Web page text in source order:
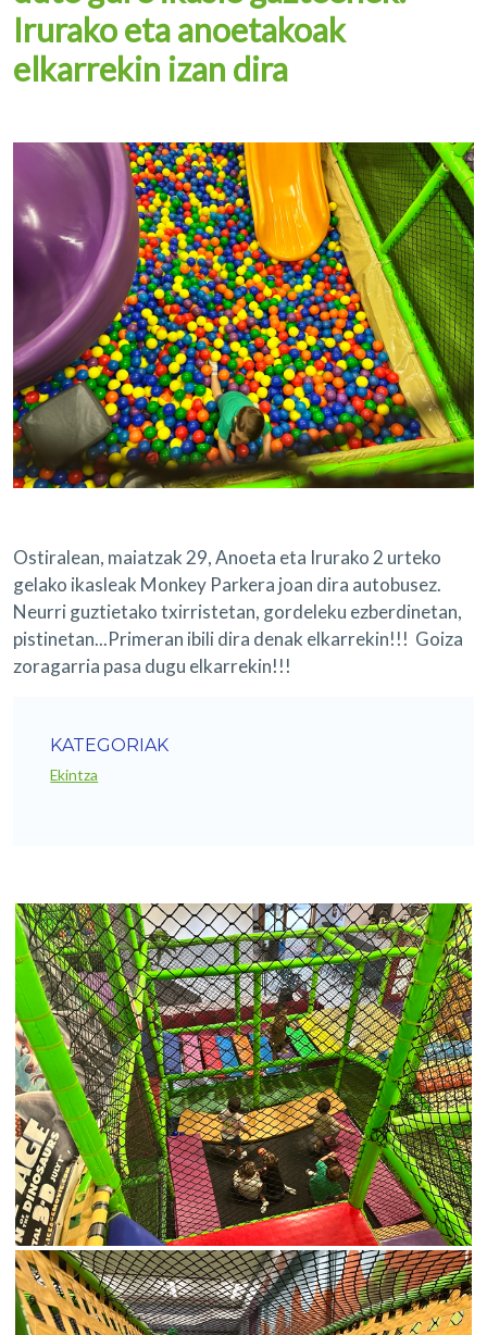
Irurako eta anoetakoak
elkarrekin izan dira
Ostiralean, maiatzak 29, Anoeta eta Irurako 2 urteko
gelako ikasleak Monkey Parkera joan dira autobusez.
Neurri guztietako txirristetan, gordeleku ezberdinetan,
pistinetan...Primeran ibili dira denak elkarrekin!!! Goiza
zoragarria pasa dugu elkarrekin!!!
KATEGORIAK
Ekintza